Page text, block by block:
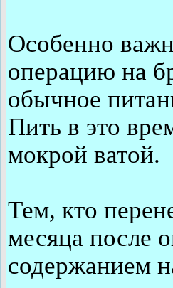
Особенно
операцию на
обычное
Пить в это
мокрой ватой.
Тем, кто
месяца после
содержанием